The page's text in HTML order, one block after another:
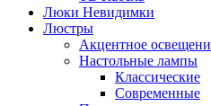
Люки Невидимки
Люстры
Акцентное
Настольные лампы
Классические
Современные